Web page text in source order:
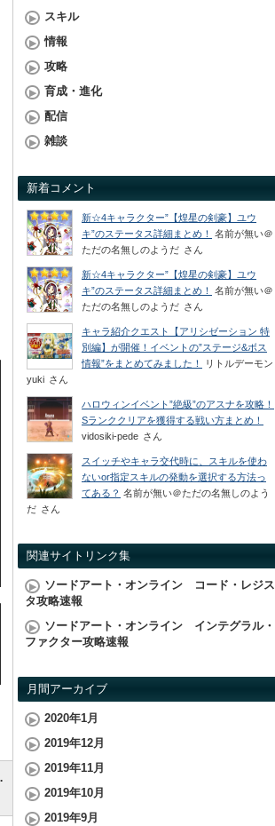
スキル
情報
攻略
育成・進化
配信
雑談
新着コメント
新☆4キャラクター”【煌星の剣豪】ユウ
キ”のステータス詳細まとめ！
名前が無い＠
ただの名無しのようだ さん
新☆4キャラクター”【煌星の剣豪】ユウ
キ”のステータス詳細まとめ！
名前が無い＠
ただの名無しのようだ さん
キャラ紹介クエスト【アリシゼーション 特
別編】が開催！イベントの”ステージ&ボス
情報”をまとめてみました！
リトルデーモン
yuki さん
ハロウィンイベント”絶級”のアスナを攻略！
Sランククリアを獲得する戦い方まとめ！
vidosiki-pede さん
スイッチやキャラ交代時に、スキルを使わ
ないor指定スキルの発動を選択する方法っ
てある？ 名前が無い＠ただの名無しのよう
だ さん
関連サイトリンク集
ソードアート・オンライン コード・レジス
タ攻略速報
ソードアート・オンライン インテグラル・
ファクター攻略速報
月間アーカイブ
2020年1月
2019年12月
2019年11月
2019年10月
2019年9月